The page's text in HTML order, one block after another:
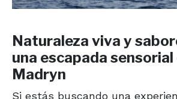
Naturaleza viva y
una escapada
Madryn
Si estás buscando una